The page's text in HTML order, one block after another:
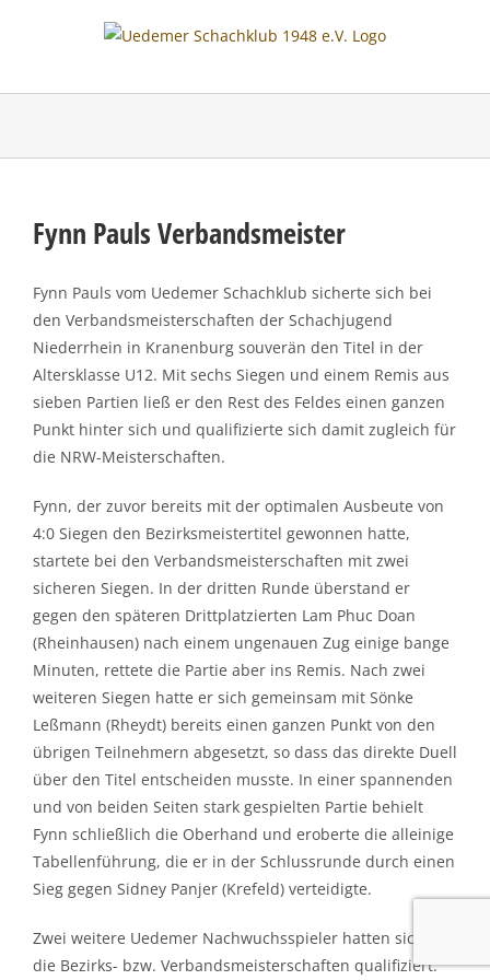
Fynn Pauls Verbandsmeister
Fynn Pauls vom Uedemer Schachklub sicherte sich bei
den Verbandsmeisterschaften der Schachjugend
Niederrhein in Kranenburg souverän den Titel in der
Altersklasse U12. Mit sechs Siegen und einem Remis aus
sieben Partien ließ er den Rest des Feldes einen ganzen
Punkt hinter sich und qualifizierte sich damit zugleich für
die NRW-Meisterschaften.
Fynn, der zuvor bereits mit der optimalen Ausbeute von
4:0 Siegen den Bezirksmeistertitel gewonnen hatte,
startete bei den Verbandsmeisterschaften mit zwei
sicheren Siegen. In der dritten Runde überstand er
gegen den späteren Drittplatzierten Lam Phuc Doan
(Rheinhausen) nach einem ungenauen Zug einige bange
Minuten, rettete die Partie aber ins Remis. Nach zwei
weiteren Siegen hatte er sich gemeinsam mit Sönke
Leßmann (Rheydt) bereits einen ganzen Punkt von den
übrigen Teilnehmern abgesetzt, so dass das direkte Duell
über den Titel entscheiden musste. In einer spannenden
und von beiden Seiten stark gespielten Partie behielt
Fynn schließlich die Oberhand und eroberte die alleinige
Tabellenführung, die er in der Schlussrunde durch einen
Sieg gegen Sidney Panjer (Krefeld) verteidigte.
Zwei weitere Uedemer Nachwuchsspieler hatten sich für
die Bezirks- bzw. Verbandsmeisterschaften qualifiziert.